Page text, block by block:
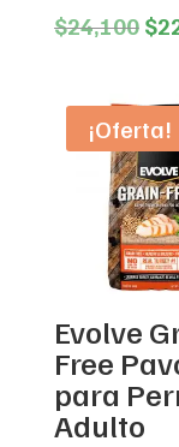
$24,100 $
¡Oferta!
Evolve
Free
para
Adulto